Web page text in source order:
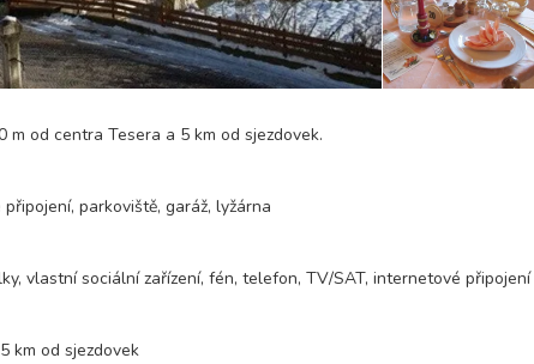
od centra Tesera a 5 km od sjezdovek.
parkoviště, garáž, lyžárna
vlastní sociální zařízení, fén, telefon, TV/SAT, internetové připojení
km od sjezdovek